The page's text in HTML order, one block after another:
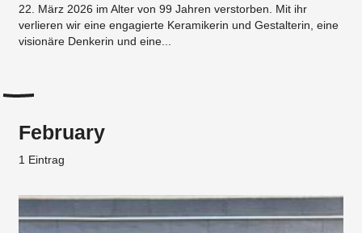
22. März 2026 im Alter von 99 Jahren verstorben. Mit ihr
verlieren wir eine engagierte Keramikerin und Gestalterin, eine
visionäre Denkerin und eine...
February
1 Eintrag